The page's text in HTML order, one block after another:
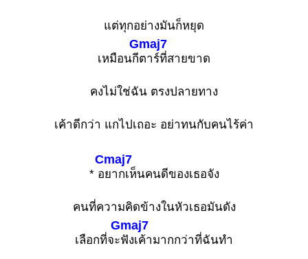
แต่ทุกอย่างมันก็หยุด
เหมือนกี
Gmaj7
ตาร์ที่สายขาด
คงไม่ใช่ฉัน ตรงปลายทาง
เค้าดีกว่า แกไปเถอะ อย่าทนกับคนไร้ค่า
* อ
Cmaj7
ยากเห็นคนดีของเธอจัง
คนที่ความคิดข้างในหัวเธอมันดัง
เลือกที่จะ
Gmaj7
ฟังเค้ามากกว่าที่ฉันทำ